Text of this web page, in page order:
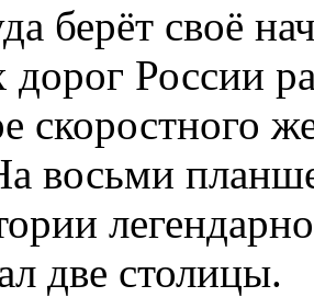
берёт своё
дорог России
скоростного
восьми
две столицы.